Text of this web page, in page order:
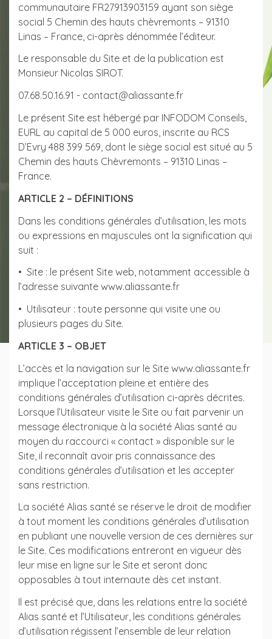
communautaire FR27913903159 ayant son siège
social 5 Chemin des hauts chèvremonts – 91310
Linas – France, ci-après dénommée l’éditeur.
Le responsable du Site et de la publication est
Monsieur Nicolas SIROT.
07.68.50.16.91 - contact@aliassante.fr
Le présent Site est hébergé par INFODOM Conseils,
EURL au capital de 5 000 euros, inscrite au RCS
D’Evry 488 399 569, dont le siège social est situé au 5
Chemin des hauts Chèvremonts – 91310 Linas –
France.
ARTICLE 2 – DÉFINITIONS
Dans les conditions générales d’utilisation, les mots
ou expressions en majuscules ont la signification qui
suit :
• Site : le présent Site web, notamment accessible à
l’adresse suivante www.aliassante.fr
• Utilisateur : toute personne qui visite une ou
plusieurs pages du Site.
ARTICLE 3 – OBJET
L’accès et la navigation sur le Site www.aliassante.fr
implique l’acceptation pleine et entière des
conditions générales d’utilisation ci-après décrites.
Lorsque l’Utilisateur visite le Site ou fait parvenir un
message électronique à la société Alias santé au
moyen du raccourci « contact » disponible sur le
Site, il reconnaît avoir pris connaissance des
conditions générales d’utilisation et les accepter
sans restriction.
La société Alias santé se réserve le droit de modifier
à tout moment les conditions générales d’utilisation
en publiant une nouvelle version de ces dernières sur
le Site. Ces modifications entreront en vigueur dès
leur mise en ligne sur le Site et seront donc
opposables à tout internaute dès cet instant.
Il est précisé que, dans les relations entre la société
Alias santé et l’Utilisateur, les conditions générales
d’utilisation régissent l’ensemble de leur relation